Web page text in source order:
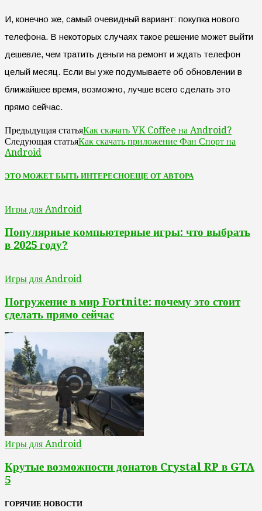
И, конечно же, самый очевидный вариант: покупка нового
телефона. В некоторых случаях такое решение может выйти
дешевле, чем тратить деньги на ремонт и ждать телефон
целый месяц. Если вы уже подумываете об обновлении в
ближайшее время, возможно, лучше всего сделать это
прямо сейчас.
Предыдущая статьяКак скачать VK Coffee на Android?
Следующая статьяКак скачать приложение Фан Спорт на
Android
ЭТО МОЖЕТ БЫТЬ ИНТЕРЕСНОЕЩЕ ОТ АВТОРА
Игры для Android
Популярные компьютерные игры: что выбрать
в 2025 году?
Игры для Android
Погружение в мир Fortnite: почему это стоит
сделать прямо сейчас
Игры для Android
Крутые возможности донатов Crystal RP в GTA
5
ГОРЯЧИЕ НОВОСТИ